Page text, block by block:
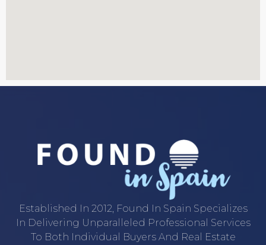
Established In 2012, Found In Spain Specializes
In Delivering Unparalleled Professional Services
To Both Individual Buyers And Real Estate